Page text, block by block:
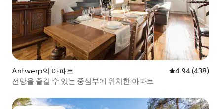
Antwerp의 아파트 평점 4.94점(5
4.94 (438)
전망을 즐길 수 있는 중심부에 위치한 아파트